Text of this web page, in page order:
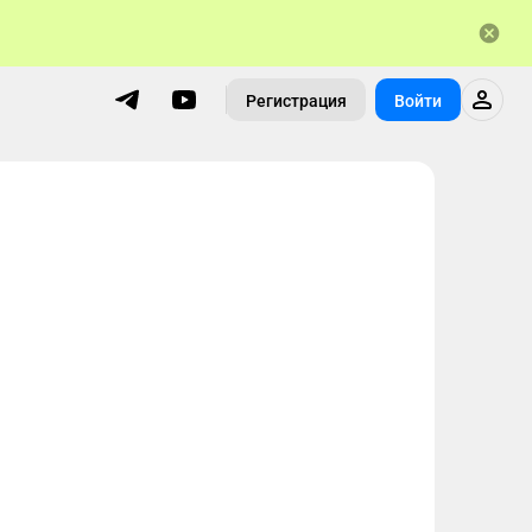
Регистрация Войти